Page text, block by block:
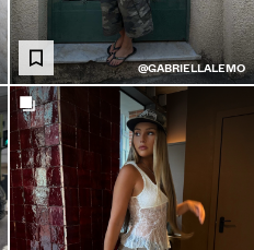
@GABRIELLALEMO